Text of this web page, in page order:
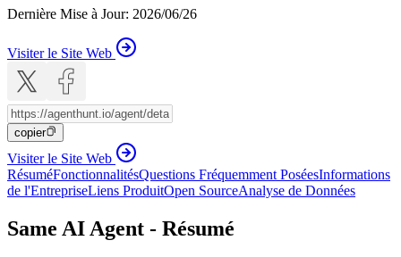
Dernière Mise à Jour: 2026/06/26
Visiter le Site Web
copier
Visiter le Site Web
RésuméFonctionnalitésQuestions Fréquemment PoséesInformations
de l'EntrepriseLiens ProduitOpen SourceAnalyse de Données
Same AI Agent - Résumé